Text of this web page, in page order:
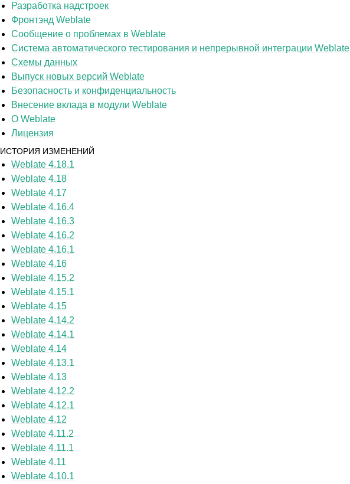
Разработка надстроек
Фронтэнд Weblate
Сообщение о проблемах в Weblate
Система автоматического тестирования и непрерывной интеграции Weblate
Схемы данных
Выпуск новых версий Weblate
Безопасность и конфиденциальность
Внесение вклада в модули Weblate
О Weblate
Лицензия
ИСТОРИЯ ИЗМЕНЕНИЙ
Weblate 4.18.1
Weblate 4.18
Weblate 4.17
Weblate 4.16.4
Weblate 4.16.3
Weblate 4.16.2
Weblate 4.16.1
Weblate 4.16
Weblate 4.15.2
Weblate 4.15.1
Weblate 4.15
Weblate 4.14.2
Weblate 4.14.1
Weblate 4.14
Weblate 4.13.1
Weblate 4.13
Weblate 4.12.2
Weblate 4.12.1
Weblate 4.12
Weblate 4.11.2
Weblate 4.11.1
Weblate 4.11
Weblate 4.10.1